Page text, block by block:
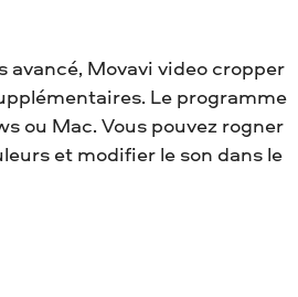
avancé, Movavi video cropper
Le programme
ou Mac. Vous pouvez rogner
et modifier le son dans le